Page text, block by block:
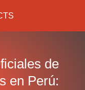
de
en Perú: